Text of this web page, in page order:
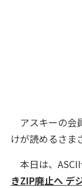
アスキーの会
けが読めるさま
本日は、
きZIP廃止へ デ